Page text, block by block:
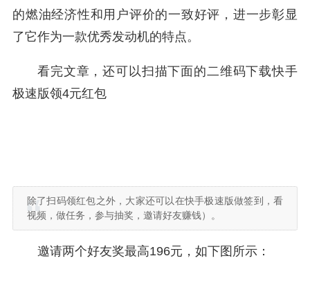
的燃油经济性和用户评价的一致好评，进一步彰显
了它作为一款优秀发动机的特点。
看完文章，还可以扫描下面的二维码下载快手
极速版领4元红包
除了扫码领红包之外，大家还可以在快手极速版做签到，看
视频，做任务，参与抽奖，邀请好友赚钱）。
邀请两个好友奖最高196元，如下图所示：